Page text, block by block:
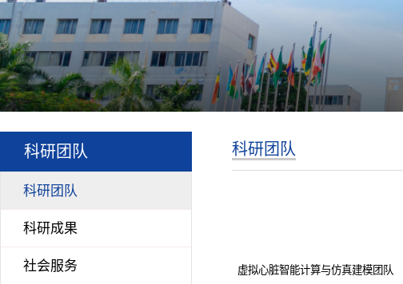
科研团队
科研团队
科研成果
社会服务
科研团队
虚拟心脏智能计算与仿真建模团队